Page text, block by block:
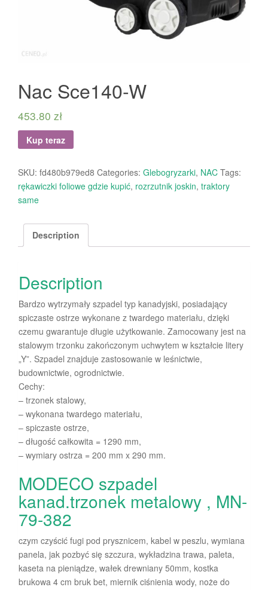
Nac Sce140-W
453.80 zł
Kup teraz
SKU: fd480b979ed8 Categories: Glebogryzarki, NAC Tags:
rękawiczki foliowe gdzie kupić, rozrzutnik joskin, traktory
same
Description
Description
Bardzo wytrzymały szpadel typ kanadyjski, posiadający
spiczaste ostrze wykonane z twardego materiału, dzięki
czemu gwarantuje długie użytkowanie. Zamocowany jest na
stalowym trzonku zakończonym uchwytem w kształcie litery
„Y”. Szpadel znajduje zastosowanie w leśnictwie,
budownictwie, ogrodnictwie.
Cechy:
– trzonek stalowy,
– wykonana twardego materiału,
– spiczaste ostrze,
– długość całkowita = 1290 mm,
– wymiary ostrza = 200 mm x 290 mm.
MODECO szpadel
kanad.trzonek metalowy , MN-
79-382
czym czyścić fugi pod prysznicem, kabel w peszlu, wymiana
panela, jak pozbyć się szczura, wykładzina trawa, paleta,
kaseta na pieniądze, wałek drewniany 50mm, kostka
brukowa 4 cm bruk bet, miernik ciśnienia wody, noże do